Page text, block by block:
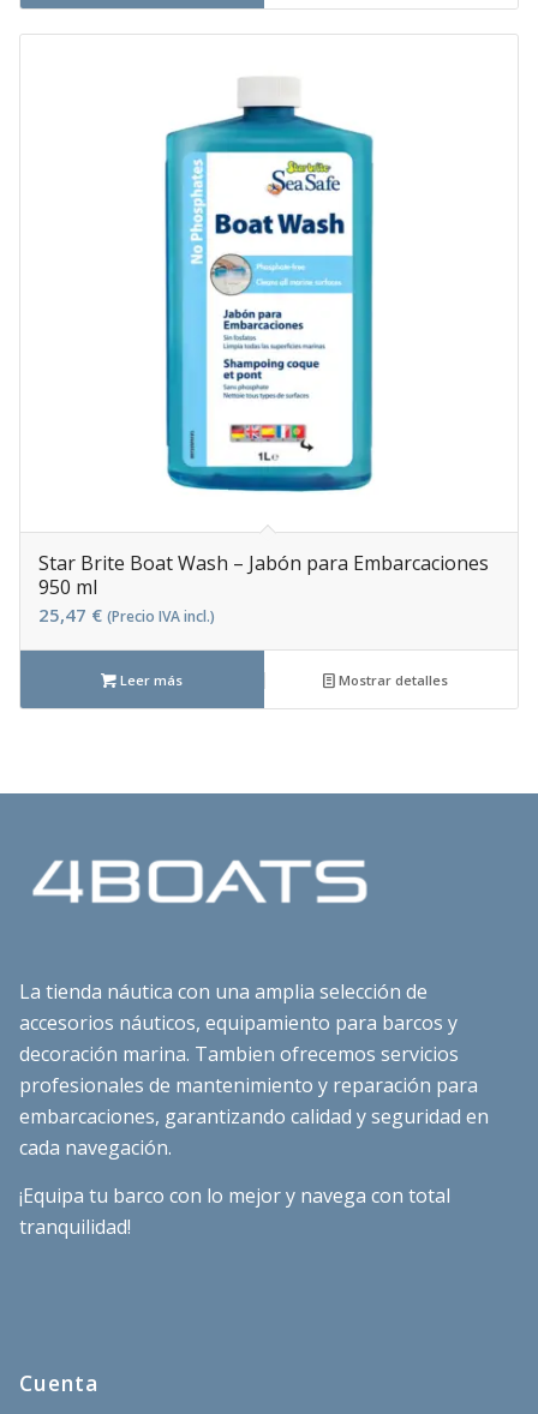
Star Brite Boat Wash – Jabón para Embarcaciones
950 ml
25,47 € (Precio IVA incl.)
Leer más Mostrar detalles
La tienda náutica con una amplia selección de
accesorios náuticos, equipamiento para barcos y
decoración marina. Tambien ofrecemos servicios
profesionales de mantenimiento y reparación para
embarcaciones, garantizando calidad y seguridad en
cada navegación.
¡Equipa tu barco con lo mejor y navega con total
tranquilidad!
Cuenta